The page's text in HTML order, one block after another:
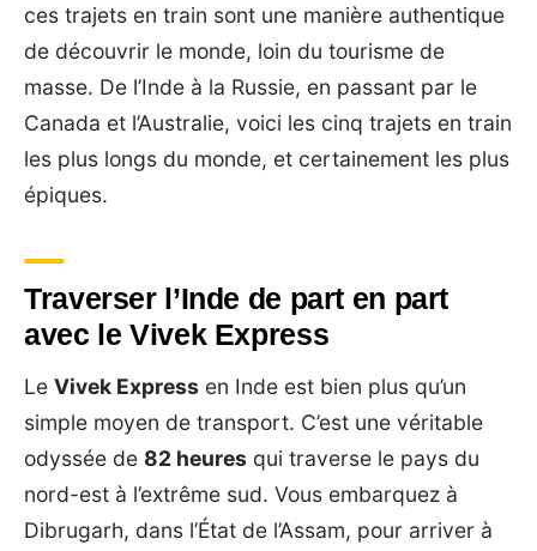
ces trajets en train sont une manière authentique
de découvrir le monde, loin du tourisme de
masse. De l’Inde à la Russie, en passant par le
Canada et l’Australie, voici les cinq trajets en train
les plus longs du monde, et certainement les plus
épiques.
Traverser l’Inde de part en part
avec le Vivek Express
Le Vivek Express en Inde est bien plus qu’un
simple moyen de transport. C’est une véritable
odyssée de 82 heures qui traverse le pays du
nord-est à l’extrême sud. Vous embarquez à
Dibrugarh, dans l’État de l’Assam, pour arriver à